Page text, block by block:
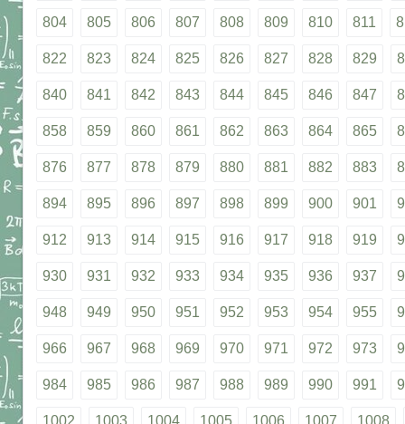
804 805 806 807 808 809 810 811
822 823 824 825 826 827 828 829
840 841 842 843 844 845 846 847
858 859 860 861 862 863 864 865
876 877 878 879 880 881 882 883
894 895 896 897 898 899 900 901
912 913 914 915 916 917 918 919
930 931 932 933 934 935 936 937
948 949 950 951 952 953 954 955
966 967 968 969 970 971 972 973
984 985 986 987 988 989 990 991
1002 1003 1004 1005 1006 1007 1008